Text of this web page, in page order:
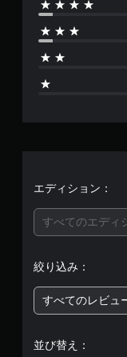
エディション：
すべてのエディ
絞り込み：
すべてのレビュ
並び替え：